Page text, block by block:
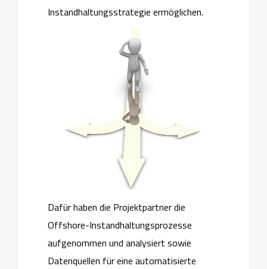
Instandhaltungsstrategie ermöglichen.
Dafür haben die Projektpartner die
Offshore-Instandhaltungsprozesse
aufgenommen und analysiert sowie
Datenquellen für eine automatisierte